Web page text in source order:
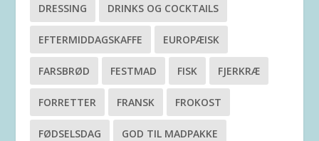
DRESSING DRINKS OG COCKTAILS
EFTERMIDDAGSKAFFE EUROPÆISK
FARSBRØD FESTMAD FISK FJERKRÆ
FORRETTER FRANSK FROKOST
FØDSELSDAG GOD TIL MADPAKKE